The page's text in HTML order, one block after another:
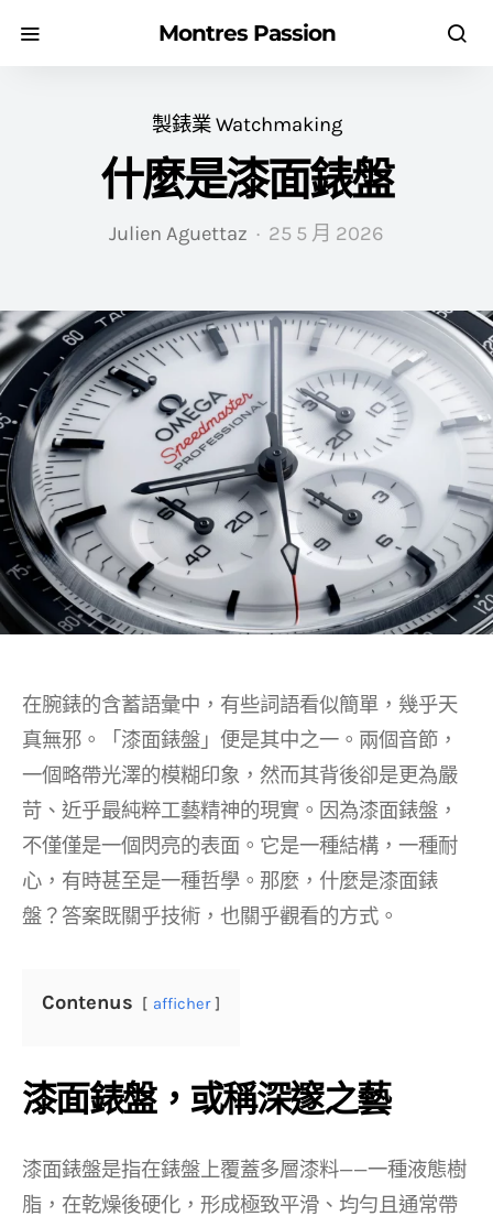
Montres Passion
製錶業 Watchmaking
什麼是漆面錶盤
Julien Aguettaz 25 5 月 2026
在腕錶的含蓄語彙中，有些詞語看似簡單，幾乎天
真無邪。「漆面錶盤」便是其中之一。兩個音節，
一個略帶光澤的模糊印象，然而其背後卻是更為嚴
苛、近乎最純粹工藝精神的現實。因為漆面錶盤，
不僅僅是一個閃亮的表面。它是一種結構，一種耐
心，有時甚至是一種哲學。那麼，什麼是漆面錶
盤？答案既關乎技術，也關乎觀看的方式。
Contenus afficher
漆面錶盤，或稱深邃之藝
漆面錶盤是指在錶盤上覆蓋多層漆料——一種液態樹
脂，在乾燥後硬化，形成極致平滑、均勻且通常帶